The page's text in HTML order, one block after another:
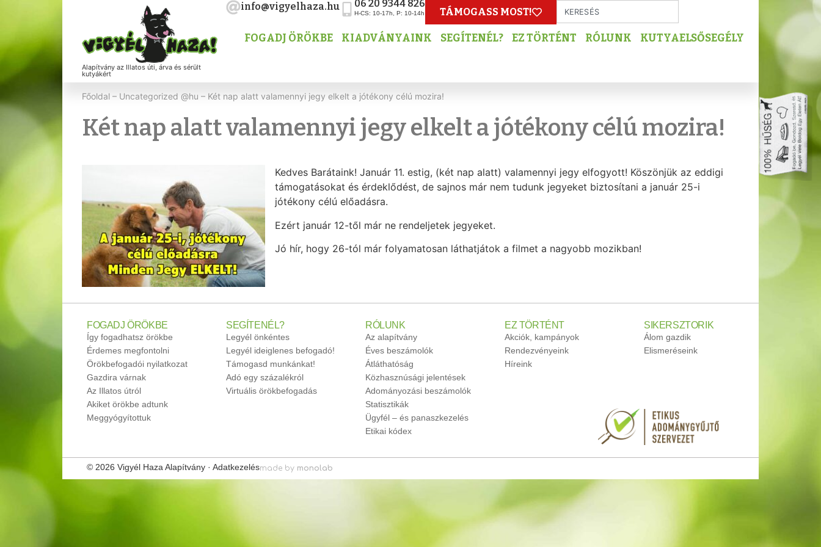
Alapítvány az Illatos úti, árva és sérült
kutyákért
info@vigyelhaza.hu 06 20 9344 826
H-CS: 10-17h, P: 10-14h TÁMOGASS MOST!
FOGADJ ÖRÖKBE KIADVÁNYAINK SEGÍTENÉL? EZ TÖRTÉNT RÓLUNK KUTYAELSŐSEGÉLY
Főoldal – Uncategorized @hu – Két nap alatt valamennyi jegy elkelt a jótékony célú mozira!
Két nap alatt valamennyi jegy elkelt a jótékony célú mozira!
Kedves Barátaink! Január 11. estig, (két nap alatt) valamennyi jegy elfogyott! Köszönjük az eddigi
támogatásokat és érdeklődést, de sajnos már nem tudunk jegyeket biztosítani a január 25-i
jótékony célú előadásra.
Ezért január 12-től már ne rendeljetek jegyeket.
Jó hír, hogy 26-tól már folyamatosan láthatjátok a filmet a nagyobb mozikban!
FOGADJ ÖRÖKBE
Így fogadhatsz örökbe
Érdemes megfontolni
Örökbefogadói nyilatkozat
Gazdira várnak
Az Illatos útról
Akiket örökbe adtunk
Meggyógyítottuk
SEGÍTENÉL?
Legyél önkéntes
Legyél ideiglenes befogadó!
Támogasd munkánkat!
Adó egy százalékról
Virtuális örökbefogadás
RÓLUNK
Az alapítvány
Éves beszámolók
Átláthatóság
Közhasznúsági jelentések
Adományozási beszámolók
Statisztikák
Ügyfél – és panaszkezelés
Etikai kódex
EZ TÖRTÉNT
Akciók, kampányok
Rendezvényeink
Híreink
SIKERSZTORIK
Álom gazdik
Elismeréseink
© 2026 Vigyél Haza Alapítvány · Adatkezelésmade by monolab